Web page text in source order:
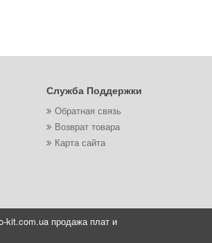
Служба Поддержки
Обратная связь
Возврат товара
Карта сайта
kit.com.ua продажа плат и